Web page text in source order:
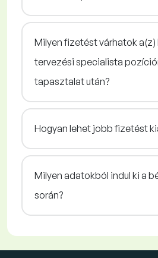
Milyen fizetést várhatok
tervezési specialista
tapasztalat után?
Hogyan lehet jobb fizetést
Milyen adatokból indul ki a
során?